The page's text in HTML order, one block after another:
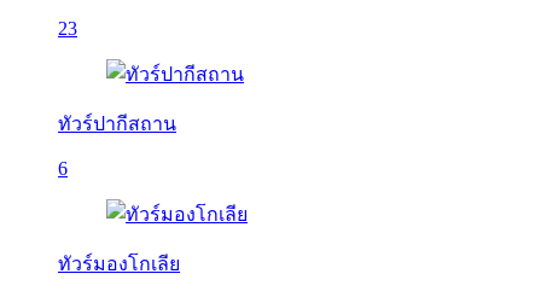
23
ทัวร์ปากีสถาน
6
ทัวร์มองโกเลีย